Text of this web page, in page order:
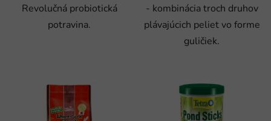
Revolučná probiotická
potravina.
- kombinácia troch druhov
plávajúcich peliet vo forme
guličiek.